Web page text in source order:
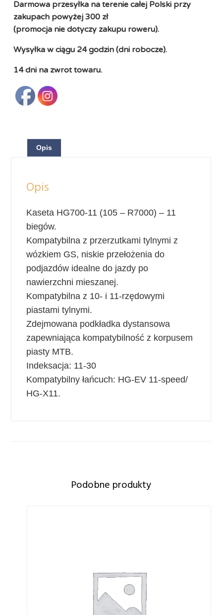
Darmowa przesyłka na terenie całej Polski przy
zakupach powyżej 300 zł
(promocja nie dotyczy zakupu roweru).
Wysyłka w ciągu 24 godzin (dni robocze).
14 dni na zwrot towaru.
Opis
Opis
Kaseta HG700-11 (105 – R7000) – 11
biegów.
Kompatybilna z przerzutkami tylnymi z
wózkiem GS, niskie przełożenia do
podjazdów idealne do jazdy po
nawierzchni mieszanej.
Kompatybilna z 10- i 11-rzędowymi
piastami tylnymi.
Zdejmowana podkładka dystansowa
zapewniająca kompatybilność z korpusem
piasty MTB.
Indeksacja: 11-30
Kompatybilny łańcuch: HG-EV 11-speed/
HG-X11.
Podobne produkty